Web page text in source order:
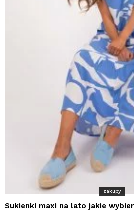
zakupy
Sukienki maxi na lato jakie